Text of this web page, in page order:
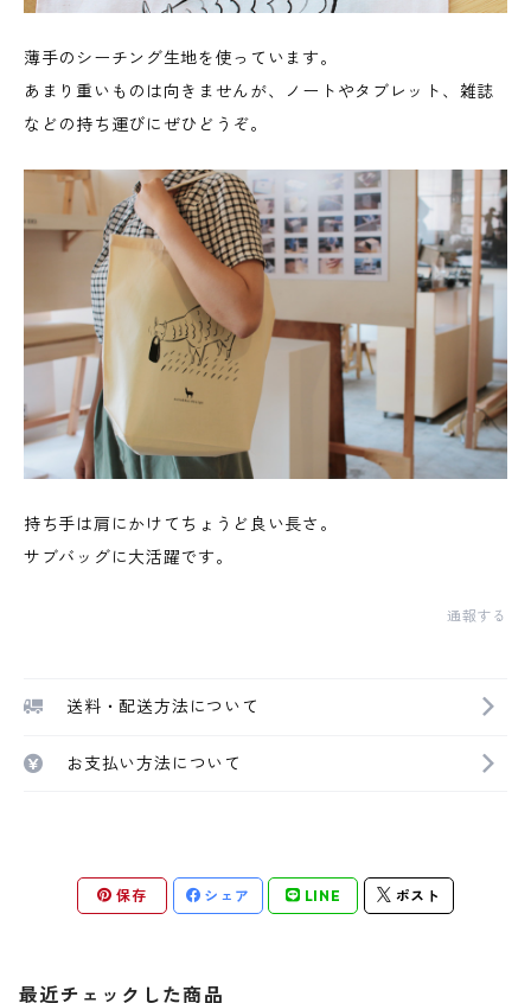
薄手のシーチング生地を使っています。
あまり重いものは向きませんが、ノートやタブレット、雑誌
などの持ち運びにぜひどうぞ。
持ち手は肩にかけてちょうど良い長さ。
サブバッグに大活躍です。
通報する
送料・配送方法について
お支払い方法について
保存 シェア LINE ポスト
最近チェックした商品